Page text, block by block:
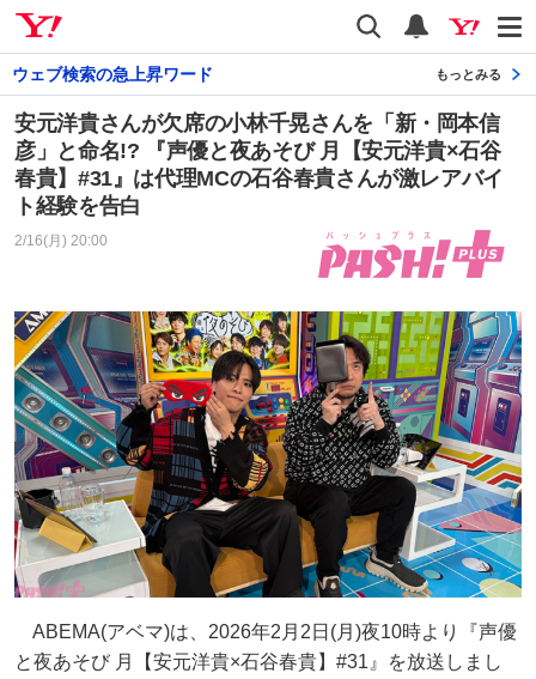
検索 通知
ウェブ検索の急上昇ワード もっとみる
安元洋貴さんが欠席の小林千晃さんを「新・岡本信
彦」と命名!? 『声優と夜あそび 月【安元洋貴×石谷
春貴】#31』は代理MCの石谷春貴さんが激レアバイ
ト経験を告白
2/16(月) 20:00
ABEMA(アベマ)は、2026年2月2日(月)夜10時より『声優
と夜あそび 月【安元洋貴×石谷春貴】#31』を放送しまし